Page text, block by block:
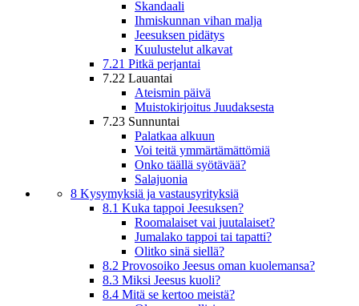
Skandaali
Ihmiskunnan vihan malja
Jeesuksen pidätys
Kuulustelut alkavat
7.21 Pitkä perjantai
7.22 Lauantai
Ateismin päivä
Muistokirjoitus Juudaksesta
7.23 Sunnuntai
Palatkaa alkuun
Voi teitä ymmärtämättömiä
Onko täällä syötävää?
Salajuonia
8 Kysymyksiä ja vastausyrityksiä
8.1 Kuka tappoi Jeesuksen?
Roomalaiset vai juutalaiset?
Jumalako tappoi tai tapatti?
Olitko sinä siellä?
8.2 Provosoiko Jeesus oman kuolemansa?
8.3 Miksi Jeesus kuoli?
8.4 Mitä se kertoo meistä?